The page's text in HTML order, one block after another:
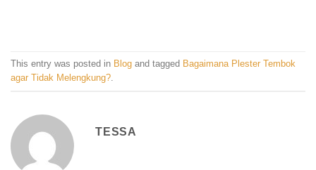
This entry was posted in Blog and tagged Bagaimana Plester Tembok
agar Tidak Melengkung?
TESSA